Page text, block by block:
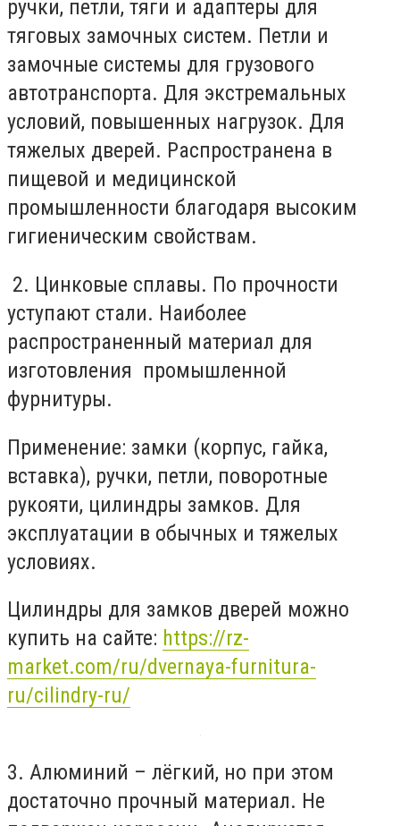
ручки, петли, тяги и адаптеры для
тяговых замочных систем. Петли и
замочные системы для грузового
автотранспорта. Для экстремальных
условий, повышенных нагрузок. Для
тяжелых дверей. Распространена в
пищевой и медицинской
промышленности благодаря высоким
гигиеническим свойствам.
2. Цинковые сплавы. По прочности
уступают стали. Наиболее
распространенный материал для
изготовления промышленной
фурнитуры.
Применение: замки (корпус, гайка,
вставка), ручки, петли, поворотные
рукояти, цилиндры замков. Для
эксплуатации в обычных и тяжелых
условиях.
Цилиндры для замков дверей можно
купить на сайте: https://rz-
market.com/ru/dvernaya-furnitura-
ru/cilindry-ru/
3. Алюминий – лёгкий, но при этом
достаточно прочный материал. Не